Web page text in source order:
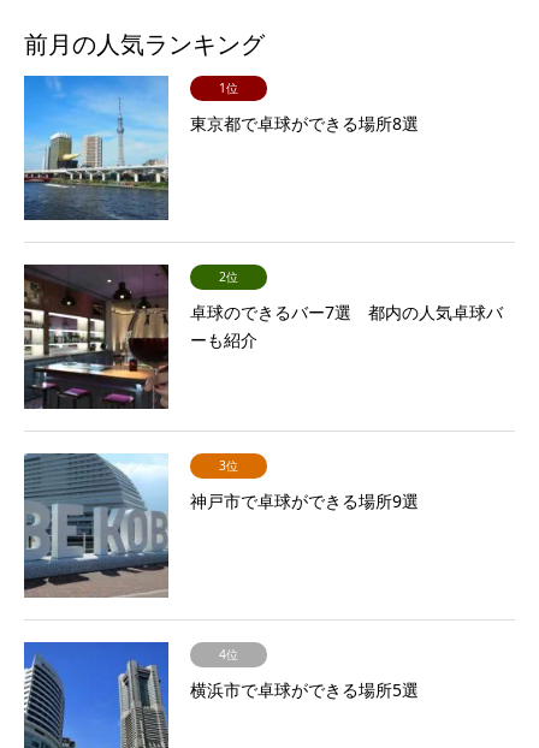
前月の人気ランキング
1位
東京都で卓球ができる場所8選
2位
卓球のできるバー7選 都内の人気卓球バ
ーも紹介
3位
神戸市で卓球ができる場所9選
4位
横浜市で卓球ができる場所5選